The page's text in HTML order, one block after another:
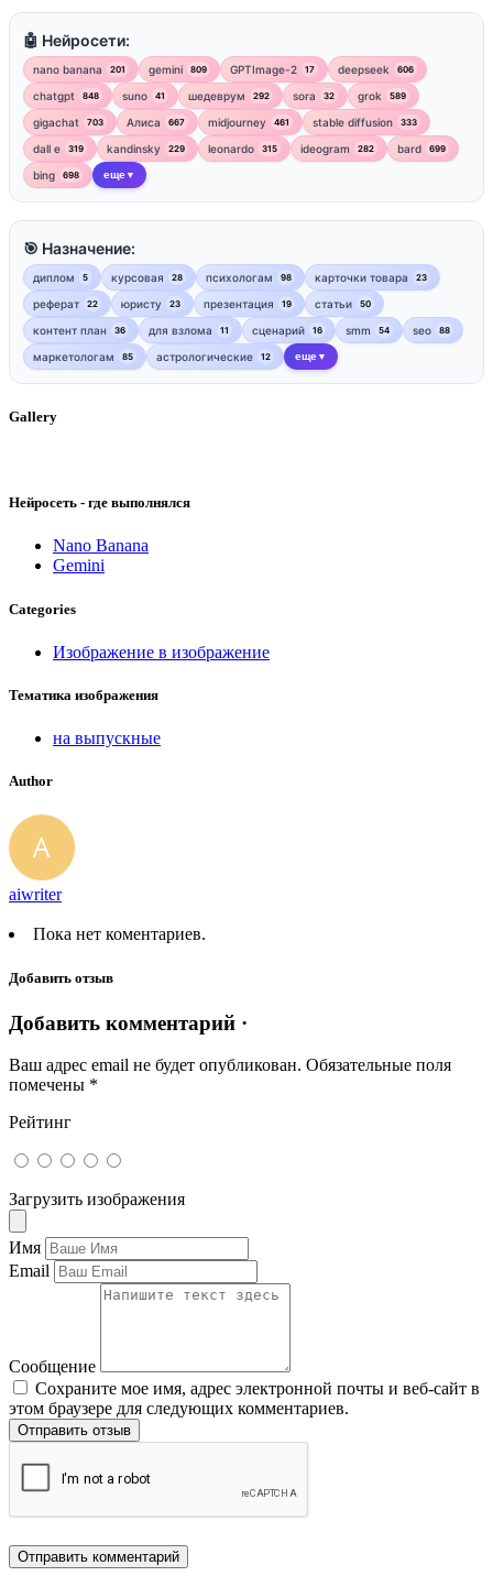
🤖 Нейросети:
nano banana 201 gemini 809 GPTImage-2 17 deepseek 606
chatgpt 848 suno 41 шедеврум 292 sora 32 grok 589
gigachat 703 Алиса 667 midjourney 461 stable diffusion 333
dall e 319 kandinsky 229 leonardo 315 ideogram 282 bard 699
bing 698 еще ▼
🎯 Назначение:
диплом 5 курсовая 28 психологам 98 карточки товара 23
реферат 22 юристу 23 презентация 19 статьи 50
контент план 36 для взлома 11 сценарий 16 smm 54 seo 88
маркетологам 85 астрологические 12 еще ▼
Gallery
Нейросеть - где выполнялся
Nano Banana
Gemini
Categories
Изображение в изображение
Тематика изображения
на выпускные
Author
aiwriter
Пока нет коментариев.
Добавить отзыв
Добавить комментарий ·
Ваш адрес email не будет опубликован. Обязательные поля
помечены *
Рейтинг
Загрузить изображения
Имя
Email
Сообщение
Сохраните мое имя, адрес электронной почты и веб-сайт в
этом браузере для следующих комментариев.
Отправить отзыв